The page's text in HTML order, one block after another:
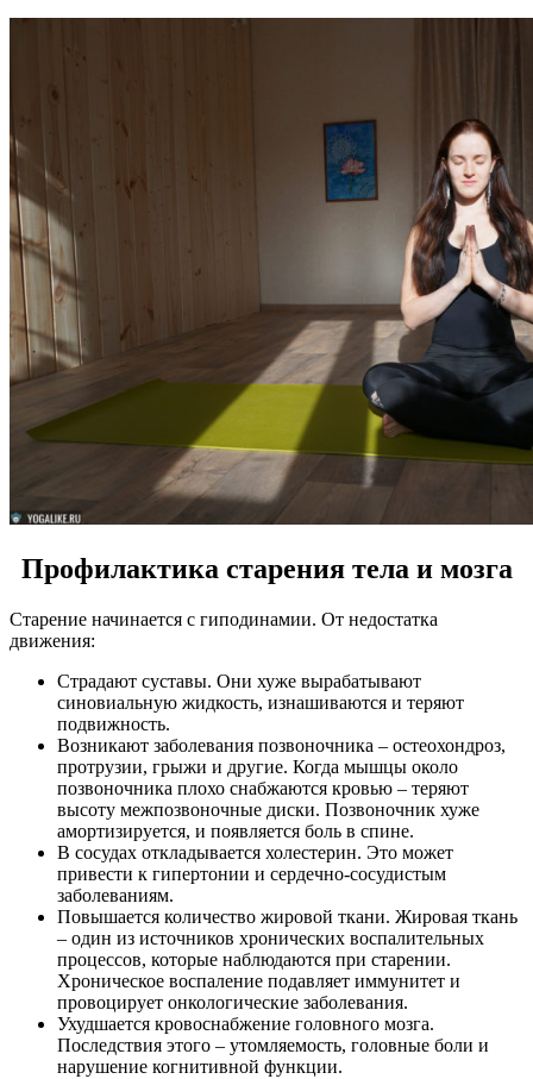
Профилактика старения тела и мозга
Старение начинается с гиподинамии. От недостатка
движения:
Страдают суставы. Они хуже вырабатывают
синовиальную жидкость, изнашиваются и теряют
подвижность.
Возникают заболевания позвоночника – остеохондроз,
протрузии, грыжи и другие. Когда мышцы около
позвоночника плохо снабжаются кровью – теряют
высоту межпозвоночные диски. Позвоночник хуже
амортизируется, и появляется боль в спине.
В сосудах откладывается холестерин. Это может
привести к гипертонии и сердечно-сосудистым
заболеваниям.
Повышается количество жировой ткани. Жировая ткань
– один из источников хронических воспалительных
процессов, которые наблюдаются при старении.
Хроническое воспаление подавляет иммунитет и
провоцирует онкологические заболевания.
Ухудшается кровоснабжение головного мозга.
Последствия этого – утомляемость, головные боли и
нарушение когнитивной функции.